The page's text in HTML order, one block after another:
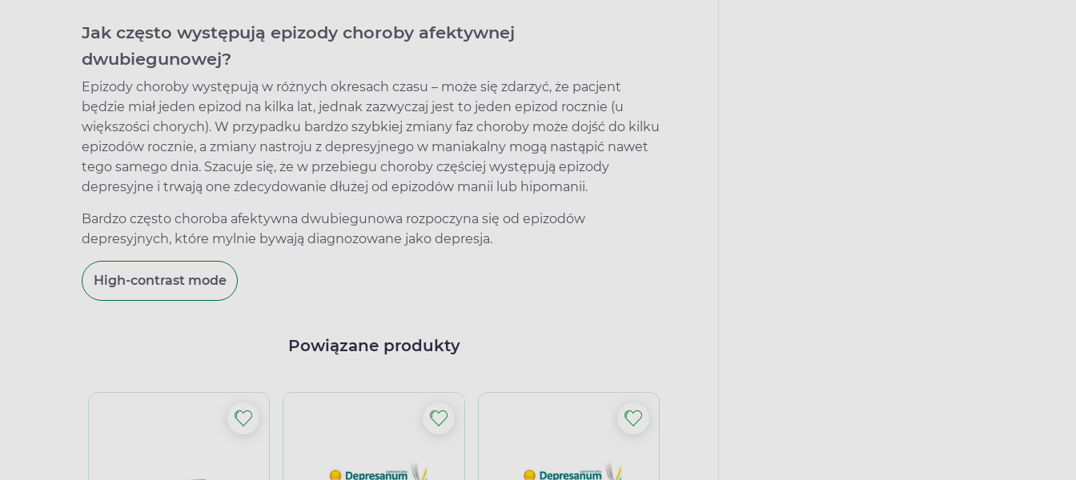
Jak często występują epizody choroby afektywnej
dwubiegunowej?
Epizody choroby występują w różnych okresach czasu – może się zdarzyć, że pacjent
będzie miał jeden epizod na kilka lat, jednak zazwyczaj jest to jeden epizod rocznie (u
większości chorych). W przypadku bardzo szybkiej zmiany faz choroby może dojść do kilku
epizodów rocznie, a zmiany nastroju z depresyjnego w maniakalny mogą nastąpić nawet
tego samego dnia. Szacuje się, że w przebiegu choroby częściej występują epizody
depresyjne i trwają one zdecydowanie dłużej od epizodów manii lub hipomanii.
Bardzo często choroba afektywna dwubiegunowa rozpoczyna się od epizodów
depresyjnych, które mylnie bywają diagnozowane jako depresja.
High-contrast mode
Powiązane produkty